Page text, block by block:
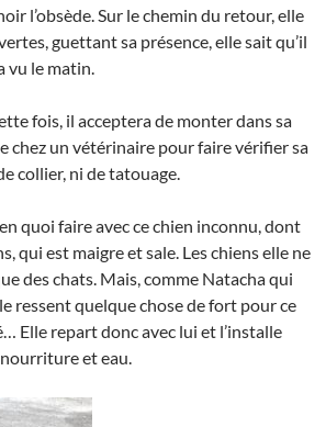
l’obsède. Sur le chemin du retour, elle
guettant sa présence, elle sait qu’il
vu le matin.
fois, il acceptera de monter dans sa
chez un vétérinaire pour faire vérifier sa
collier, ni de tatouage.
quoi faire avec ce chien inconnu, dont
qui est maigre et sale. Les chiens elle ne
des chats. Mais, comme Natacha qui
ressent quelque chose de fort pour ce
Elle repart donc avec lui et l’installe
et eau.